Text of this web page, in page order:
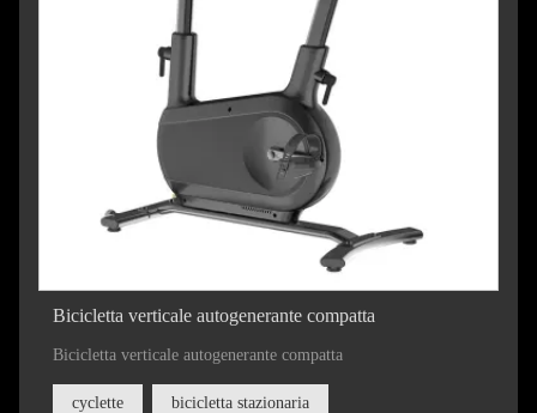
Bicicletta verticale autogenerante compatta
Bicicletta verticale autogenerante compatta
cyclette bicicletta stazionaria